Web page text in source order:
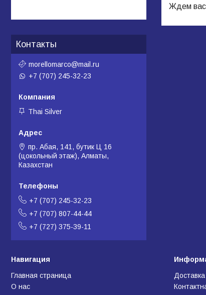
Ждем вас
Контакты
morellomarco@mail.ru
+7 (707) 245-32-23
Thai Silver
пр. Абая, 141, бутик Ц 16
(цокольный этаж), Алматы,
Казахстан
+7 (707) 245-32-23
+7 (707) 807-44-44
+7 (727) 375-39-11
Навигация
Главная страница
О нас